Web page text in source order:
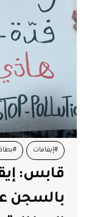
#إيقافات
قابس:
بالسجن